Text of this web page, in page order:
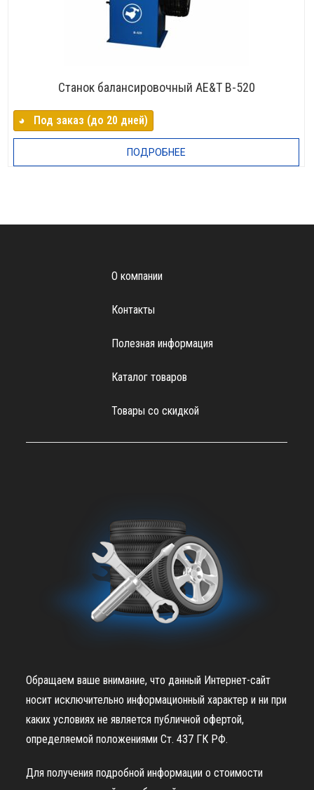
Станок балансировочный AE&T B-520
◕⠀Под заказ (до 20 дней)
ПОДРОБНЕЕ
О компании
Контакты
Полезная информация
Каталог товаров
Товары со скидкой
Обращаем ваше внимание, что данный Интернет-сайт
носит исключительно информационный характер и ни при
каких условиях не является публичной офертой,
определяемой положениями Ст. 437 ГК РФ.
Для получения подробной информации о стоимости